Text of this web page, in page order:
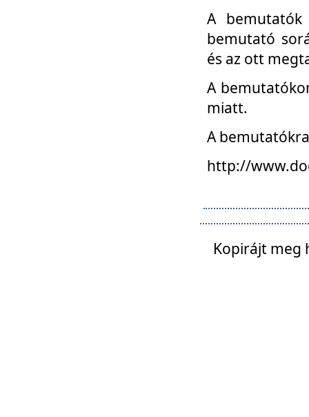
A
bemutató
és az ott
A
miatt.
A
http://
Kopirájt meg